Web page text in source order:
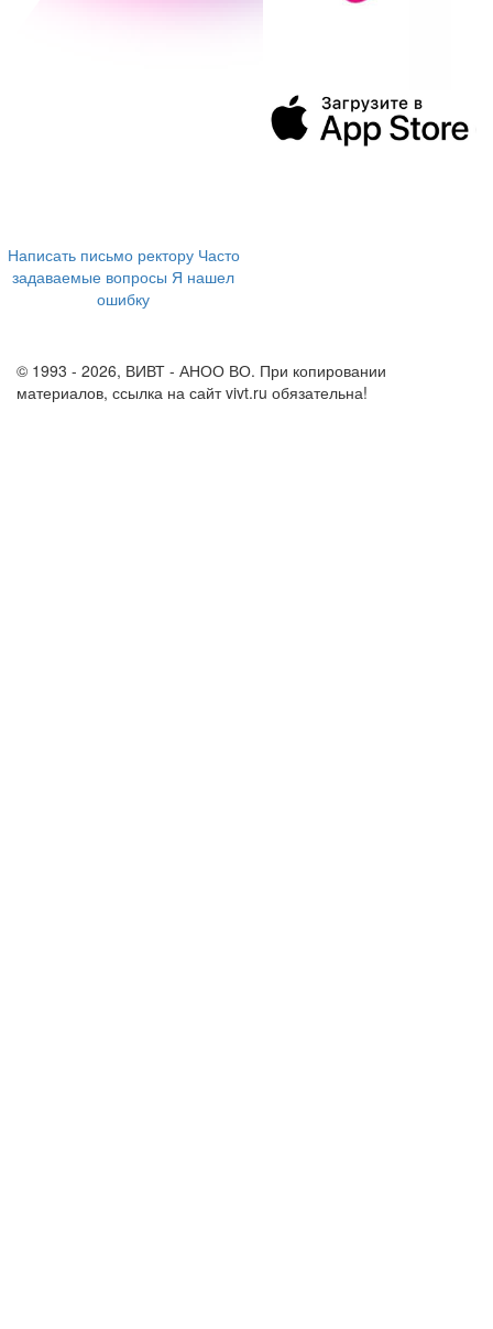
Написать письмо ректору Часто
задаваемые вопросы Я нашел
ошибку
© 1993 - 2026, ВИВТ - АНОО ВО. При копировании
материалов, ссылка на сайт vivt.ru обязательна!